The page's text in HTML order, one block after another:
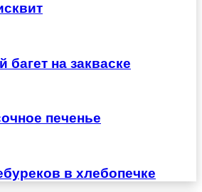
багет на закваске
печенье
в хлебопечке